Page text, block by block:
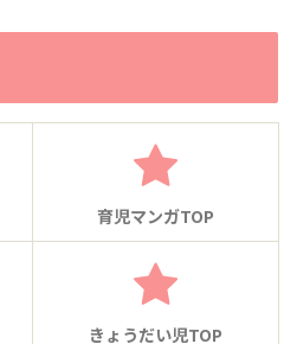
育児マンガTOP
きょうだい児TOP